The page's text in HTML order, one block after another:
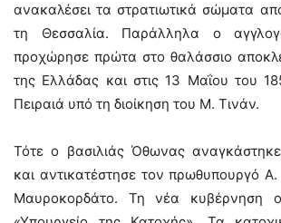
ανακαλέσει τα στρατιωτικά σώματα
τη Θεσσαλία. Παράλληλα ο
προχώρησε πρώτα στο θαλάσσιο
της Ελλάδας και στις 13 Μαΐου του
Πειραιά υπό τη διοίκηση του Μ. Τινάν.
Τότε ο βασιλιάς Όθωνας
και αντικατέστησε τον πρωθυπουργό
Μαυροκορδάτο. Τη νέα κυβέρνηση